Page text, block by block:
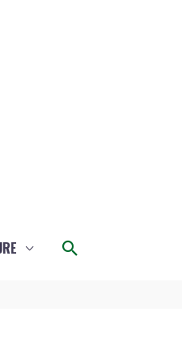
Rechercher